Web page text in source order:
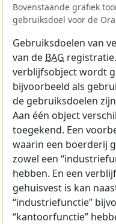
Bovenstaande grafiek
gebruiksdoel voor de
Gebruiksdoelen van
van de BAG
verblijfsobject wordt
bijvoorbeeld als
de gebruiksdoelen
Aan één object
toegekend. Een
waarin een boerderij
zowel een
hebben. En een
gehuisvest is kan
“industriefunctie”
“kantoorfunctie”